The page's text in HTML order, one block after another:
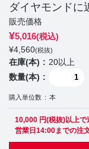
ダイヤモンドに
販売価格
¥5,016(税込)
¥4,560(税抜)
在庫(本)
20以上
数量(本)
購入単位数 本
10,000 円(税抜)以上で
営業日14:00までの注